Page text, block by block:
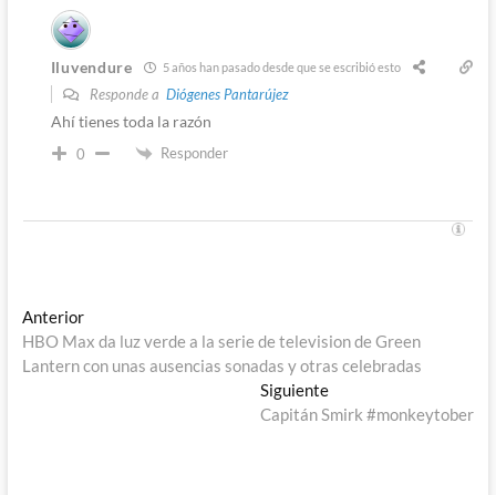
Iluvendure 5 años han pasado desde que se escribió esto
Responde a Diógenes Pantarújez
Ahí tienes toda la razón
0 Responder
Navegación
de
AnteriorEntrada
anterior:
HBO Max da luz verde a la serie de television de Green
Lantern con unas ausencias sonadas y otras celebradas
SiguienteEntrada
siguiente:
Capitán Smirk #monkeytober